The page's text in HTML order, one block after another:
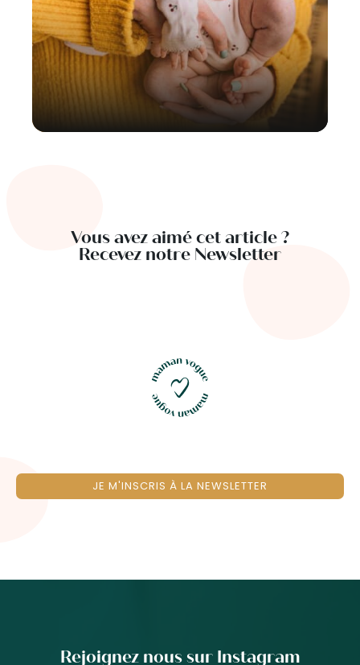
Vous avez aimé cet article ?
Recevez notre Newsletter
JE M'INSCRIS À LA NEWSLETTER
Rejoignez nous sur Instagram